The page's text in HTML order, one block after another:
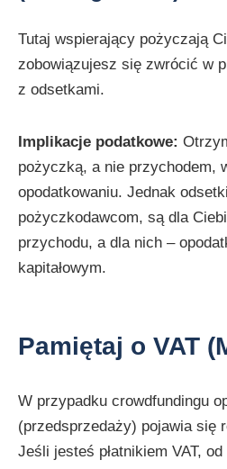
Tutaj wspierający pożyczają
zobowiązujesz się zwrócić w
z odsetkami.
Implikacje podatkowe:
pożyczką, a nie przychodem,
opodatkowaniu. Jednak
pożyczkodawcom, są dla
przychodu, a dla nich –
kapitałowym.
Pamiętaj o VAT
W przypadku crowdfundingu
(przedsprzedaży) pojawia się
Jeśli jesteś płatnikiem VAT,